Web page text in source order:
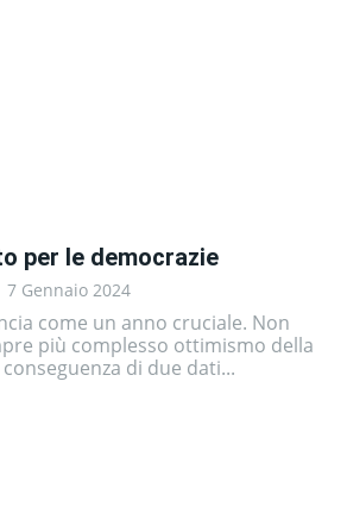
per le democrazie
7 Gennaio 2024
come un anno cruciale. Non
più complesso ottimismo della
di due dati...